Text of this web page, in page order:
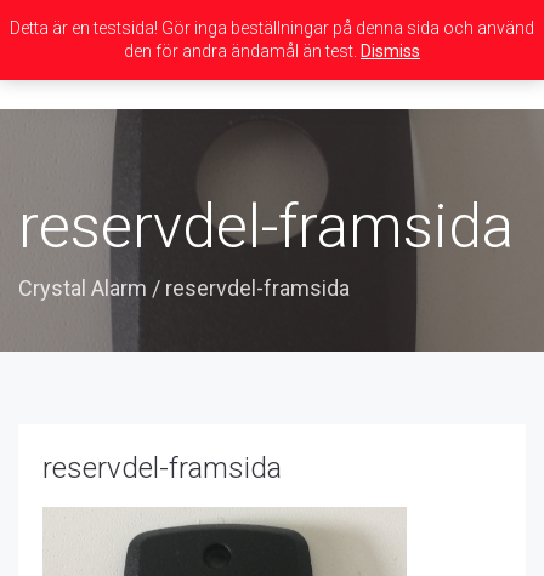
navigation
reservdel-framsida
Crystal Alarm / reservdel-framsida
reservdel-framsida
Detta är en testsida! Gör inga beställningar på denna sida och använd
den för andra ändamål än test. Dismiss